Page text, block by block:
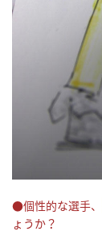
●個性的な選手、
ょうか？